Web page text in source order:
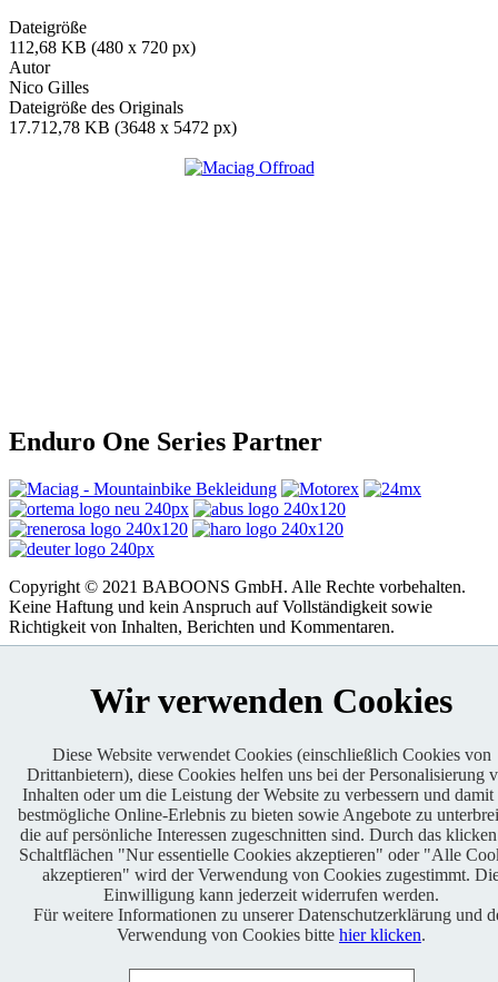
Dateigröße
112,68 KB (480 x 720 px)
Autor
Nico Gilles
Dateigröße des Originals
17.712,78 KB (3648 x 5472 px)
Enduro One Series Partner
Copyright © 2021 BABOONS GmbH. Alle Rechte vorbehalten.
Keine Haftung und kein Anspruch auf Vollständigkeit sowie
Richtigkeit von Inhalten, Berichten und Kommentaren.
BABOONS| Admin
Wir verwenden Cookies
Diese Website verwendet Cookies (einschließlich Cookies von
Drittanbietern), diese Cookies helfen uns bei der Personalisierung
Inhalten oder um die Leistung der Website zu verbessern und damit
bestmögliche Online-Erlebnis zu bieten sowie Angebote zu
die auf persönliche Interessen zugeschnitten sind. Durch das
Schaltflächen "Nur essentielle Cookies akzeptieren" oder "Alle
akzeptieren" wird der Verwendung von Cookies zugestimmt.
Einwilligung kann jederzeit widerrufen werden.
Für weitere Informationen zu unserer Datenschutzerklärung und
Verwendung von Cookies bitte hier klicken.